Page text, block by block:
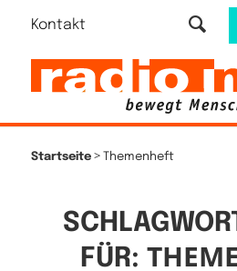
Kontakt
Startseite> Themenheft
FÜR: